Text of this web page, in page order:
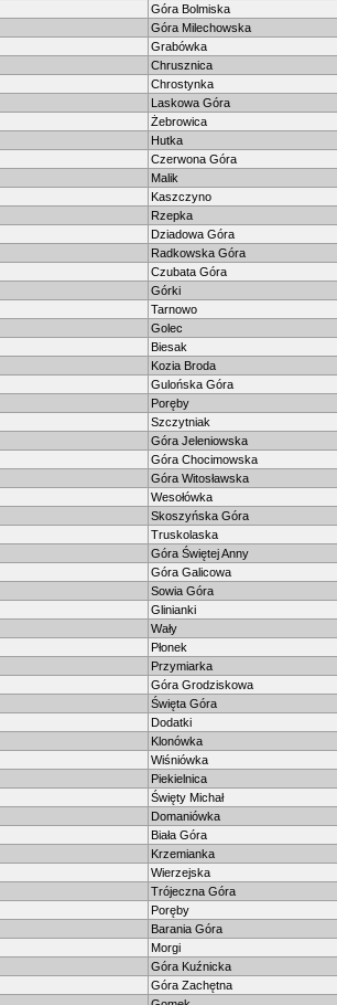
Góra Bolmiska
Góra Milechowska
Grabówka
Chrusznica
Chrostynka
Laskowa Góra
Żebrowica
Hutka
Czerwona Góra
Malik
Kaszczyno
Rzepka
Dziadowa Góra
Radkowska Góra
Czubata Góra
Górki
Tarnowo
Golec
Biesak
Kozia Broda
Gulońska Góra
Poręby
Szczytniak
Góra Jeleniowska
Góra Chocimowska
Góra Witosławska
Wesołówka
Skoszyńska Góra
Truskolaska
Góra Świętej Anny
Góra Galicowa
Sowia Góra
Glinianki
Wały
Płonek
Przymiarka
Góra Grodziskowa
Święta Góra
Dodatki
Klonówka
Wiśniówka
Piekielnica
Święty Michał
Domaniówka
Biała Góra
Krzemianka
Wierzejska
Trójeczna Góra
Poręby
Barania Góra
Morgi
Góra Kuźnicka
Góra Zachętna